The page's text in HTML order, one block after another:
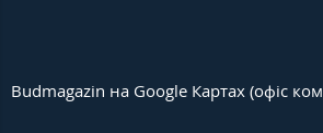
Budmagazin на Google Картах (офіс